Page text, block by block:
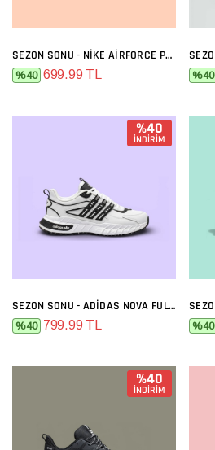
SEZON SONU - NIKE AIRFORCE PREMIUM BEJ FÜME TURUNCU
%40 699.99 TL %40
%40
İNDİRİM
SEZON SONU - ADIDAS NOVA FULL BEYAZ
%40 799.99 TL %40
%40
İNDİRİM